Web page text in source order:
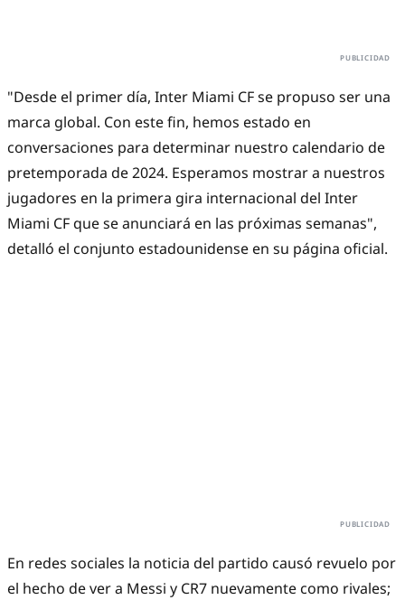
"Desde el primer día, Inter Miami CF se propuso ser una
marca global. Con este fin, hemos estado en
conversaciones para determinar nuestro calendario de
pretemporada de 2024. Esperamos mostrar a nuestros
jugadores en la primera gira internacional del Inter
Miami CF que se anunciará en las próximas semanas",
detalló el conjunto estadounidense en su página oficial.
En redes sociales la noticia del partido causó revuelo por
el hecho de ver a Messi y CR7 nuevamente como rivales;